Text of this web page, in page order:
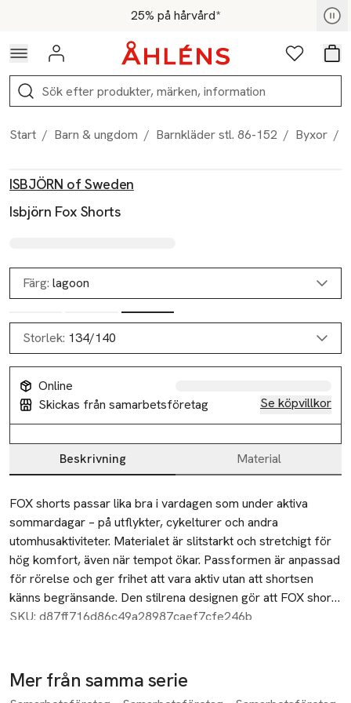
Hoppa till navigationsmenyn25% på hårvård*
För medlemmar - Shoppa nu
Logga in Favoriter
Sök
Start / Barn & ungdom / Barnkläder stl. 86-152 / Byxor /
ISBJÖRN of Sweden
Isbjörn Fox Shorts
Färg: lagoon
Storlek: 134/140
Online
Skickas från samarbetsföretag
Se köpvillkor
Beskrivning Material
Beskrivning
FOX shorts passar lika bra i vardagen som under aktiva
sommardagar – på utflykter, cykelturer och andra
utomhusaktiviteter. Materialet är slitstarkt och stretchigt för
hög komfort, även när tempot ökar. Passformen är anpassad
för rörelse och ger frihet att vara aktiv utan att shortsen
känns begränsande. Den stilrena designen gör att FOX shorts
känns lika rätt till vardags som ute i naturen. Midjan är
aktivitetsshorts som kombinerar funktion, komfort och
hållbarhet – perfekta för en aktiv sommar.
SKU: d87ff716d86c49a28987caef7cfe246b
Mer från samma serie